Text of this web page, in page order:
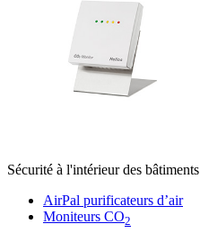
Sécurité à l'intérieur des bâtiments
AirPal purificateurs d’air
Moniteurs CO2